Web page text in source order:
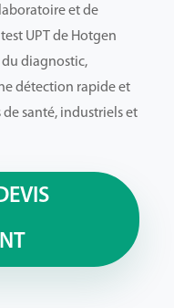
et de
UPT de Hotgen
diagnostic,
détection rapide et
santé, industriels et